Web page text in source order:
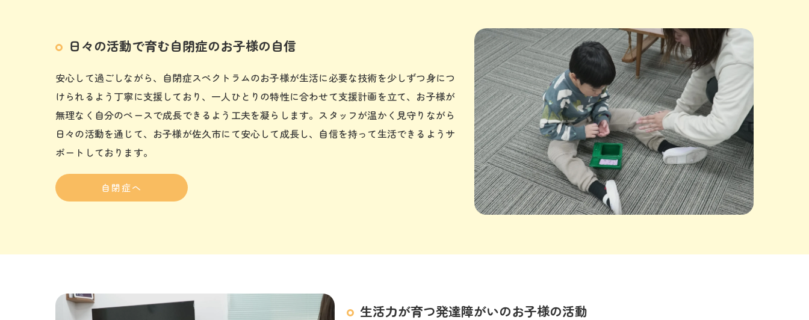
日々の活動で育む自閉症のお子様の自信
安心して過ごしながら、自閉症スペクトラムのお子様が生活に必要な技術を少しずつ身につ
けられるよう丁寧に支援しており、一人ひとりの特性に合わせて支援計画を立て、お子様が
無理なく自分のペースで成長できるよう工夫を凝らします。スタッフが温かく見守りながら
日々の活動を通じて、お子様が佐久市にて安心して成長し、自信を持って生活できるようサ
ポートしております。
自閉症へ
生活力が育つ発達障がいのお子様の活動